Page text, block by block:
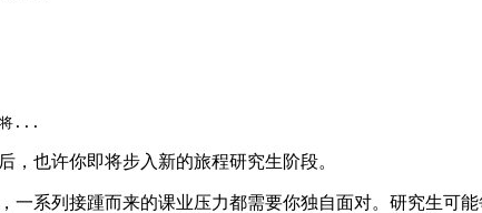
将...
也许你即将步入新的旅程研究生阶段。
系列接踵而来的课业压力都需要你独自面对。研究生可